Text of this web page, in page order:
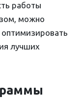
работы
можно
лучших